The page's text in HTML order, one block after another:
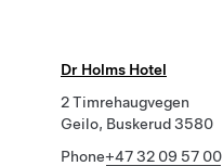
Dr Holms Hotel
2 Timrehaugvegen
Geilo, Buskerud 3580
Phone+47 32 09 57 00